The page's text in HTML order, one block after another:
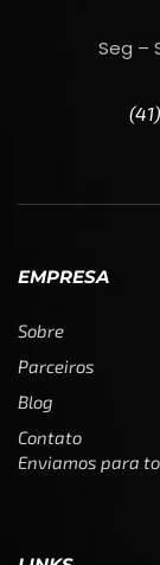
Seg –
EMPRESA
Sobre
Parceiros
Blog
Contato
Enviamos para